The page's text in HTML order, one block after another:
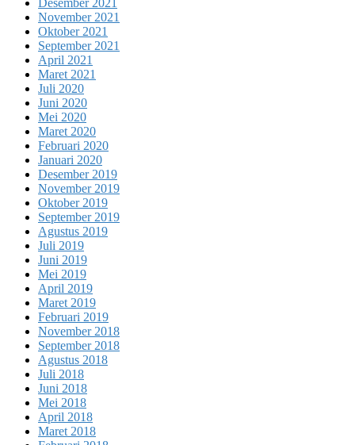
November 2021
Oktober 2021
September 2021
April 2021
Maret 2021
Juli 2020
Juni 2020
Mei 2020
Maret 2020
Februari 2020
Januari 2020
Desember 2019
November 2019
Oktober 2019
September 2019
Agustus 2019
Juli 2019
Juni 2019
Mei 2019
April 2019
Maret 2019
Februari 2019
November 2018
September 2018
Agustus 2018
Juli 2018
Juni 2018
Mei 2018
April 2018
Maret 2018